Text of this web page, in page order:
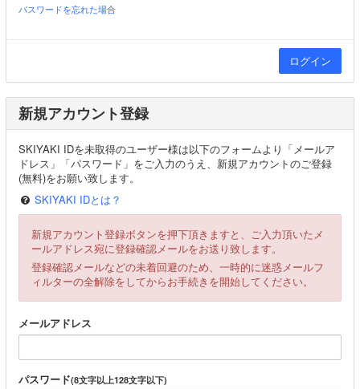
パスワードを忘れた場合
新規アカウント登録
SKIYAKI IDを未取得のユーザー様は以下のフォームより「メールア
ドレス」「パスワード」をご入力のうえ、新規アカウントのご登録
(無料)をお願い致します。
SKIYAKI IDとは？
新規アカウント登録ボタンを押下頂きますと、ご入力頂いたメ
ールアドレス宛に登録確認メールをお送り致します。
登録確認メールなどの未着回避のため、一時的に迷惑メールフ
ィルターの全解除をしてからお手続きを開始してください。
メールアドレス
パスワード(8文字以上128文字以下)